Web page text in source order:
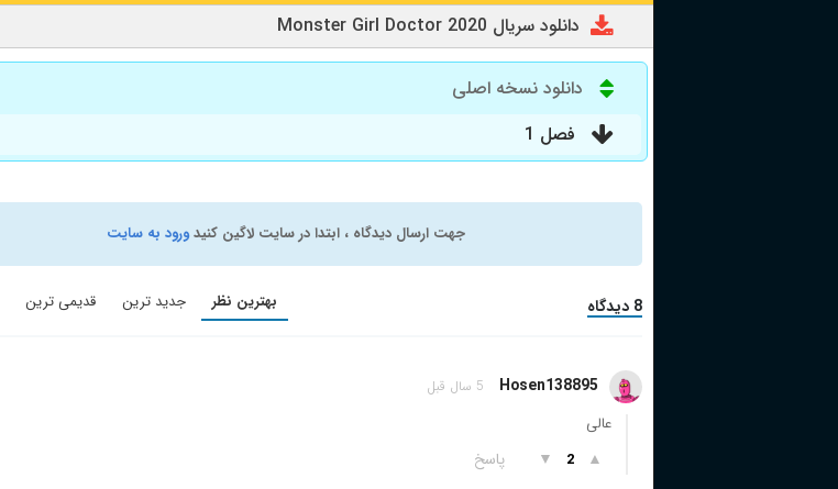
دانلود سریال Monster Girl Doctor 2020
دانلود نسخه اصلی
فصل 1
جهت ارسال دیدگاه ، ابتدا در سایت لاگین کنیدورود به سایت
8 دیدگاه بهترین نظر جدید ترین قدیمی ترین
Hosen138895 5 سال قبل
عالی
▲
2
▼ پاسخ